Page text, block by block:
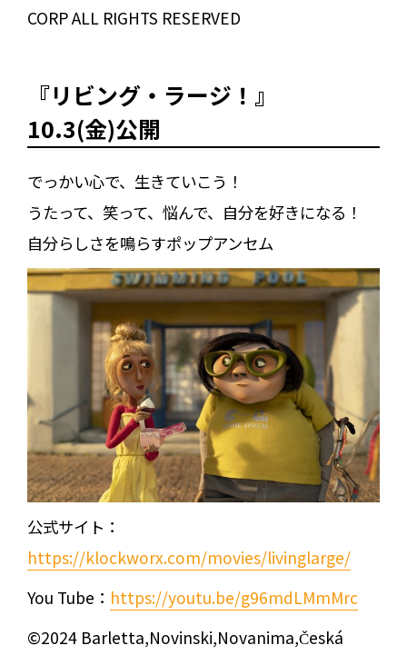
CORP ALL RIGHTS RESERVED
『リビング・ラージ！』
10.3(金)公開
でっかい心で、生きていこう！
うたって、笑って、悩んで、自分を好きになる！
自分らしさを鳴らすポップアンセム
公式サイト：
https://klockworx.com/movies/livinglarge/
You Tube： https://youtu.be/g96mdLMmMrc
©2024 Barletta,Novinski,Novanima,Česká